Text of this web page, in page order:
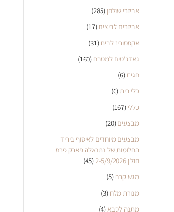
אביזרי שולחן (285)
אביזרים לביצים (17)
אקססוריז לבית (31)
גאדג'טים למטבח (160)
חגים (6)
כלי בית(6)
כללי (167)
מבצעים (20)
מבצעים מיוחדים לאיסוף ביריד
החלומות של נתנאלה פארק פרס
חולון 2-5/9/2026
(45)
מגש קרח (5)
מנורת מלח (3)
מתנה לסבא (4)